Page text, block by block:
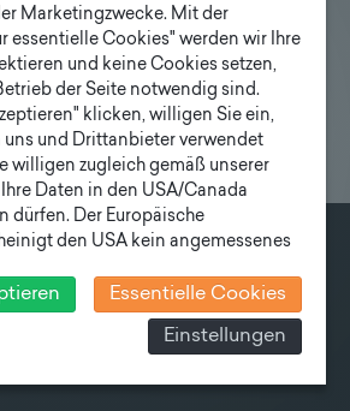
Marketingzwecke. Mit der
essentielle Cookies" werden wir Ihre
und keine Cookies setzen,
der Seite notwendig sind.
klicken, willigen Sie ein,
uns und Drittanbieter verwendet
willigen zugleich gemäß unserer
Daten in den USA/Canada
dürfen. Der Europäische
den USA kein angemessenes
durch US-Behörden, zu
verarbeitet
keine wirksamen Rechtsbehelfe
Essentielle Cookies
Einstellungen